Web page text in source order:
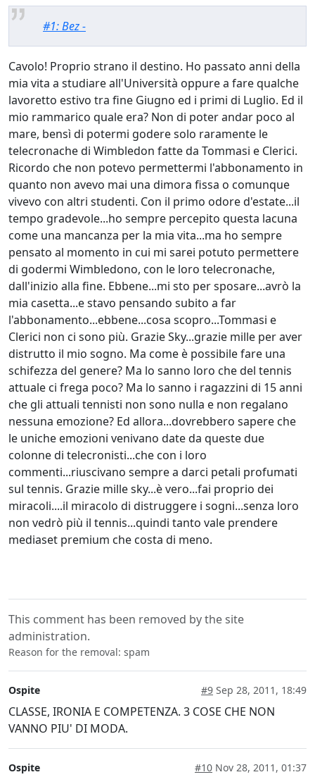
#1: Bez -
Cavolo! Proprio strano il destino. Ho passato anni della
mia vita a studiare all'Università oppure a fare qualche
lavoretto estivo tra fine Giugno ed i primi di Luglio. Ed il
mio rammarico quale era? Non di poter andar poco al
mare, bensì di potermi godere solo raramente le
telecronache di Wimbledon fatte da Tommasi e Clerici.
Ricordo che non potevo permettermi l'abbonamento in
quanto non avevo mai una dimora fissa o comunque
vivevo con altri studenti. Con il primo odore d'estate...il
tempo gradevole...ho sempre percepito questa lacuna
come una mancanza per la mia vita...ma ho sempre
pensato al momento in cui mi sarei potuto permettere
di godermi Wimbledono, con le loro telecronache,
dall'inizio alla fine. Ebbene...mi sto per sposare...avrò la
mia casetta...e stavo pensando subito a far
l'abbonamento...ebbene...cosa scopro...Tommasi e
Clerici non ci sono più. Grazie Sky...grazie mille per aver
distrutto il mio sogno. Ma come è possibile fare una
schifezza del genere? Ma lo sanno loro che del tennis
attuale ci frega poco? Ma lo sanno i ragazzini di 15 anni
che gli attuali tennisti non sono nulla e non regalano
nessuna emozione? Ed allora...dovrebbero sapere che
le uniche emozioni venivano date da queste due
colonne di telecronisti...che con i loro
commenti...riuscivano sempre a darci petali profumati
sul tennis. Grazie mille sky...è vero...fai proprio dei
miracoli....il miracolo di distruggere i sogni...senza loro
non vedrò più il tennis...quindi tanto vale prendere
mediaset premium che costa di meno.
This comment has been removed by the site
administration.
Reason for the removal: spam
Ospite #9 Sep 28, 2011, 18:49
CLASSE, IRONIA E COMPETENZA. 3 COSE CHE NON
VANNO PIU' DI MODA.
Ospite #10 Nov 28, 2011, 01:37